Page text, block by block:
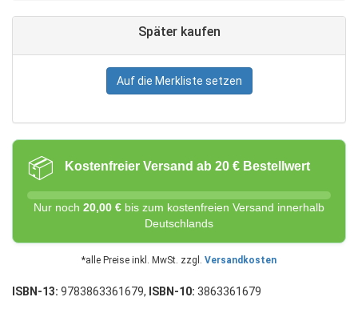
Später kaufen
Auf die Merkliste setzen
📦 Kostenfreier Versand ab 20 € Bestellwert
Nur noch 20,00 € bis zum kostenfreien Versand innerhalb
Deutschlands
*alle Preise inkl. MwSt. zzgl. Versandkosten
ISBN-13: 9783863361679, ISBN-10: 3863361679